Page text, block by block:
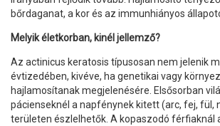
bőrdaganat, a kor és az immunhiányos
Melyik életkorban, kinél jellemző?
Az actinicus keratosis típusosan nem jelenik
évtizedében, kivéve, ha genetikai vagy
hajlamosítanak megjelenésére. Elsősorban
pácienseknél a napfénynek kitett (arc, fej, fül,
területen észlelhetők. A kopaszodó férfiaknál